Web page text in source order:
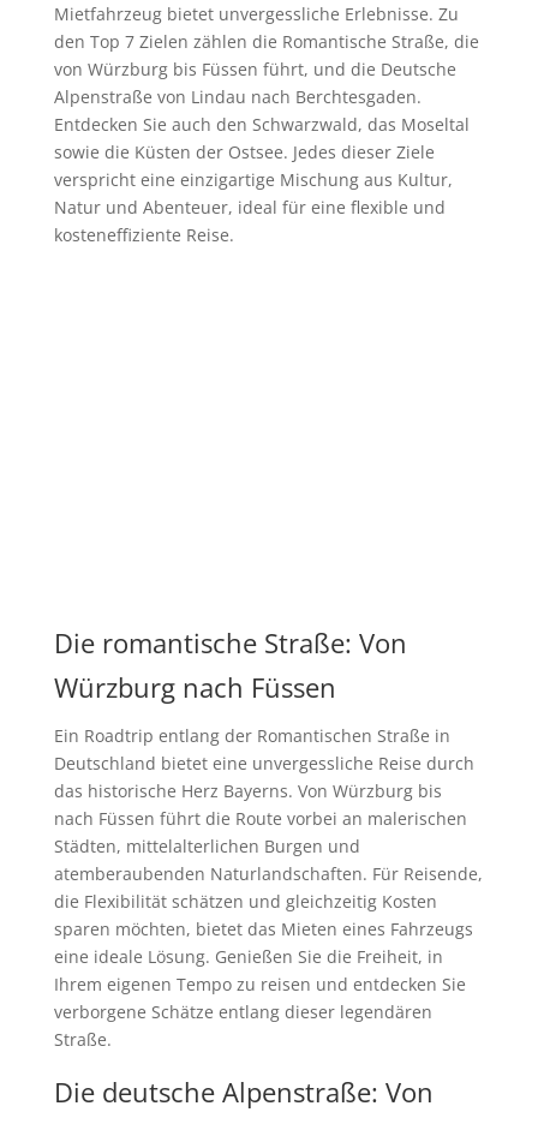
Mietfahrzeug bietet unvergessliche Erlebnisse. Zu
den Top 7 Zielen zählen die Romantische Straße, die
von Würzburg bis Füssen führt, und die Deutsche
Alpenstraße von Lindau nach Berchtesgaden.
Entdecken Sie auch den Schwarzwald, das Moseltal
sowie die Küsten der Ostsee. Jedes dieser Ziele
verspricht eine einzigartige Mischung aus Kultur,
Natur und Abenteuer, ideal für eine flexible und
kosteneffiziente Reise.
Die romantische Straße: Von
Würzburg nach Füssen
Ein Roadtrip entlang der Romantischen Straße in
Deutschland bietet eine unvergessliche Reise durch
das historische Herz Bayerns. Von Würzburg bis
nach Füssen führt die Route vorbei an malerischen
Städten, mittelalterlichen Burgen und
atemberaubenden Naturlandschaften. Für Reisende,
die Flexibilität schätzen und gleichzeitig Kosten
sparen möchten, bietet das Mieten eines Fahrzeugs
eine ideale Lösung. Genießen Sie die Freiheit, in
Ihrem eigenen Tempo zu reisen und entdecken Sie
verborgene Schätze entlang dieser legendären
Straße.
Die deutsche Alpenstraße: Von